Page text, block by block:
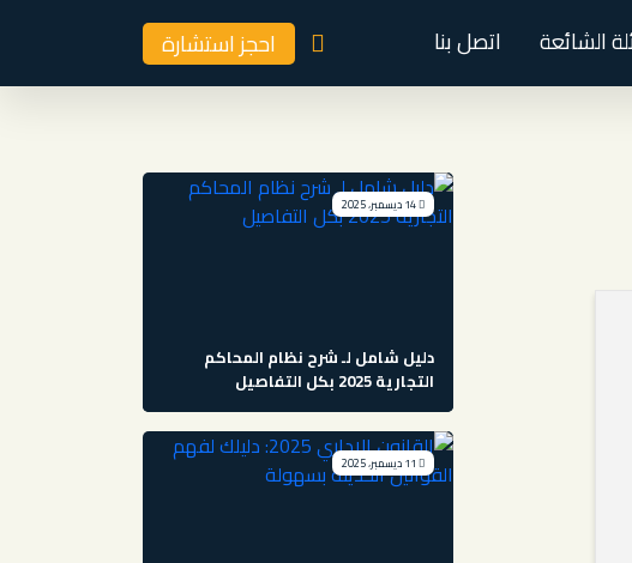
الشائعة اتصل بنا احجز استشارة
14 ديسمبر، 2025
دليل شامل لـ شرح نظام المحاكم
التجارية 2025 بكل التفاصيل